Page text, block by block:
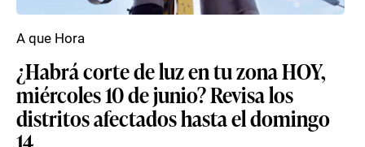
¿Habrá corte de luz en tu zona HOY,
miércoles 10 de junio? Revisa los
distritos afectados hasta el domingo
A que Hora